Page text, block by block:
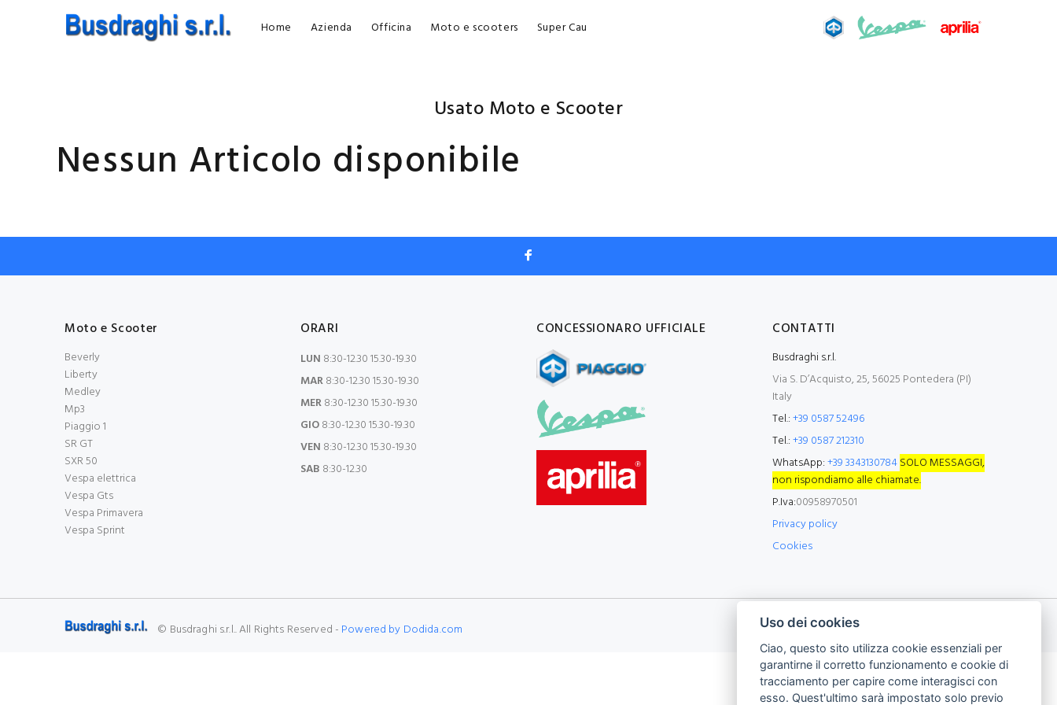
Home Azienda Officina Moto e scooters Super Cau
Usato Moto e Scooter
Nessun Articolo disponibile
Moto e Scooter
Beverly
Liberty
Medley
Mp3
Piaggio 1
SR GT
SXR 50
Vespa elettrica
Vespa Gts
Vespa Primavera
Vespa Sprint
ORARI
LUN 8:30-12.30 15.30-19.30
MAR8:30-12.30 15.30-19.30
MER8:30-12.30 15.30-19.30
GIO8:30-12.30 15.30-19.30
VEN 8:30-12.30 15.30-19.30
SAB 8:30-12.30
CONCESSIONARO UFFICIALE CONTATTI
Busdraghi s.r.l.
Via S. D’Acquisto, 25, 56025 Pontedera (PI)
Italy
Tel.:+39 0587 52496
Tel.:+39 0587 212310
WhatsApp:+39 3343130784SOLO MESSAGGI,
non rispondiamo alle chiamate.
P.Iva:00958970501
Privacy policy
Cookies
© Busdraghi s.r.l.. All Rights Reserved - Powered by Dodida.com Uso dei cookies
Ciao, questo sito utilizza cookie essenziali per
garantirne il corretto funzionamento e cookie di
tracciamento per capire come interagisci con
esso. Quest'ultimo sarà impostato solo previo